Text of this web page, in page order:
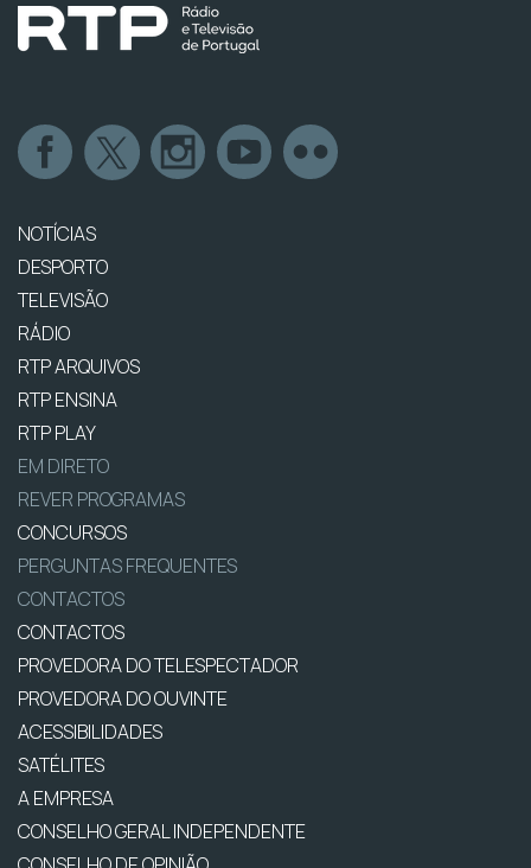
NOTÍCIAS
DESPORTO
TELEVISÃO
RÁDIO
RTP ARQUIVOS
RTP ENSINA
RTP PLAY
EM DIRETO
REVER PROGRAMAS
CONCURSOS
PERGUNTAS FREQUENTES
CONTACTOS
CONTACTOS
PROVEDORA DO TELESPECTADOR
PROVEDORA DO OUVINTE
ACESSIBILIDADES
SATÉLITES
A EMPRESA
CONSELHO GERAL INDEPENDENTE